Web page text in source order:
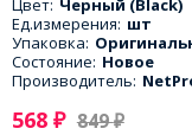
Цвет: Черный (Black)
Ед.измерения: шт
Упаковка:
Состояние: Новое
Производитель:
568 ₽ 849₽